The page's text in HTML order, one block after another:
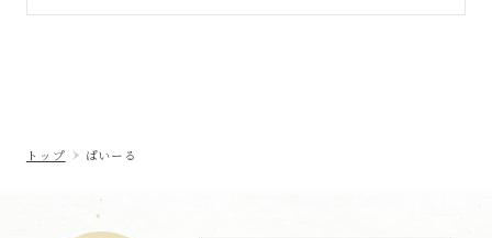
トップ ぱいーる